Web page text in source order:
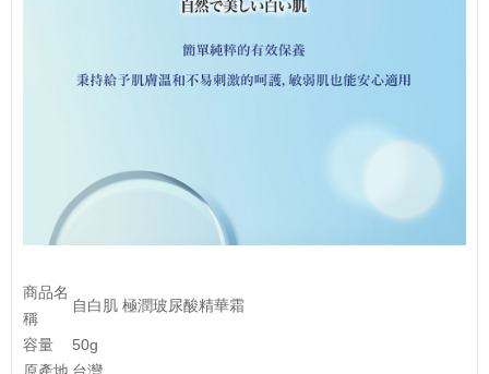
商品名
稱
自白肌 極潤玻尿酸精華霜
容量
50g
原產地 台灣